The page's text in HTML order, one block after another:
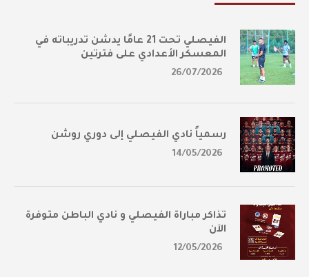
الفيصلي تحت 21 عامًا يدشن تدريباته في
المعسكر الأعدادي على فترتين
26/07/2026
رسمياً نادي الفيصلي إلى دوري روشن
14/05/2026
تذاكر مباراة الفيصلي و نادي الباطن متوفرة
الآن
12/05/2026